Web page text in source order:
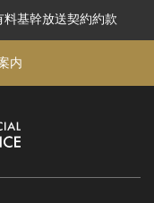
料基幹放送契約約款
内